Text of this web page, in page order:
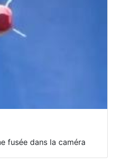
fusée dans la caméra